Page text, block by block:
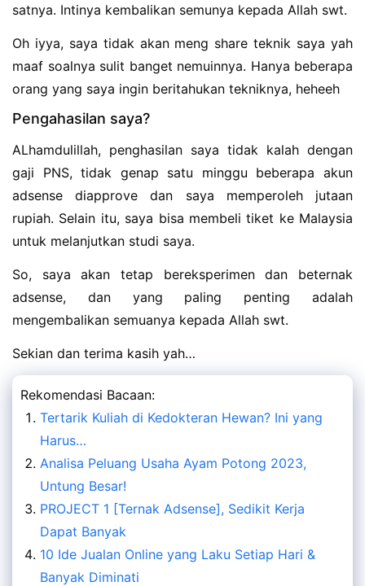
satnya. Intinya kembalikan semunya kepada Allah swt.
Oh iyya, saya tidak akan meng share teknik saya yah
maaf soalnya sulit banget nemuinnya. Hanya beberapa
orang yang saya ingin beritahukan tekniknya, heheeh
Pengahasilan saya?
ALhamdulillah, penghasilan saya tidak kalah dengan
gaji PNS, tidak genap satu minggu beberapa akun
adsense diapprove dan saya memperoleh jutaan
rupiah. Selain itu, saya bisa membeli tiket ke Malaysia
untuk melanjutkan studi saya.
So, saya akan tetap bereksperimen dan beternak
adsense, dan yang paling penting adalah
mengembalikan semuanya kepada Allah swt.
Sekian dan terima kasih yah…
Rekomendasi Bacaan:
Tertarik Kuliah di Kedokteran Hewan? Ini yang
Harus…
Analisa Peluang Usaha Ayam Potong 2023,
Untung Besar!
PROJECT 1 [Ternak Adsense], Sedikit Kerja
Dapat Banyak
10 Ide Jualan Online yang Laku Setiap Hari &
Banyak Diminati